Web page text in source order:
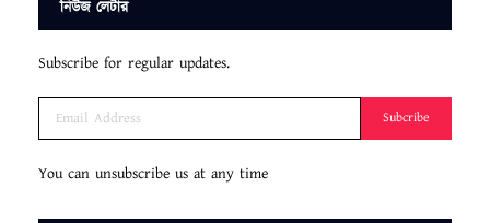
নিউজ লেটার
Subscribe for regular updates.
Subcribe
You can unsubscribe us at any time